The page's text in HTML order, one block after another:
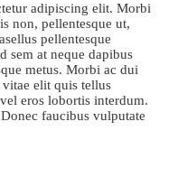
adipiscing elit. Morbi
non, pellentesque ut,
pellentesque
sem at neque dapibus
metus. Morbi ac dui
elit quis tellus
eros lobortis interdum.
faucibus vulputate